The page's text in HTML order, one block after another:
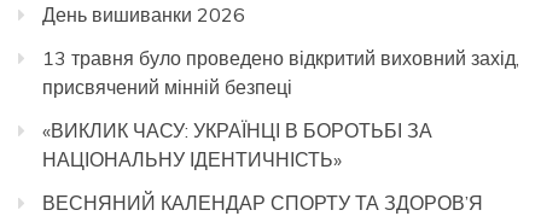
День вишиванки 2026
13 травня було проведено відкритий виховний захід,
присвячений мінній безпеці
«ВИКЛИК ЧАСУ: УКРАЇНЦІ В БОРОТЬБІ ЗА
НАЦІОНАЛЬНУ ІДЕНТИЧНІСТЬ»
ВЕСНЯНИЙ КАЛЕНДАР СПОРТУ ТА ЗДОРОВ’Я